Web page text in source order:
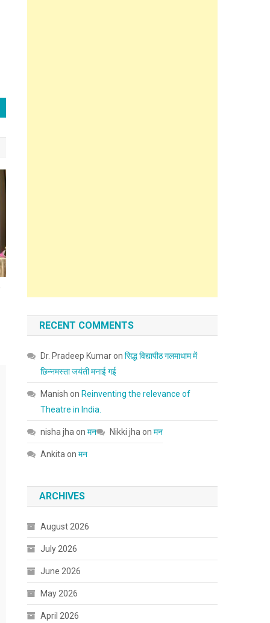
RECENT COMMENTS
Dr. Pradeep Kumaronसिद्ध विद्यापीठ गलमाधाम में
छिन्नमस्ता जयंती मनाई गई
Manish on Reinventing the relevance of
Theatre in India.
nisha jha onमन Nikki jha onमन
Ankita onमन
ARCHIVES
August 2026
July 2026
June 2026
May 2026
April 2026